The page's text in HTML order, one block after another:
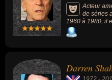
Acteur
de séries
1960 à 1980, il
dans les films «
président ? »
1984).
Darren